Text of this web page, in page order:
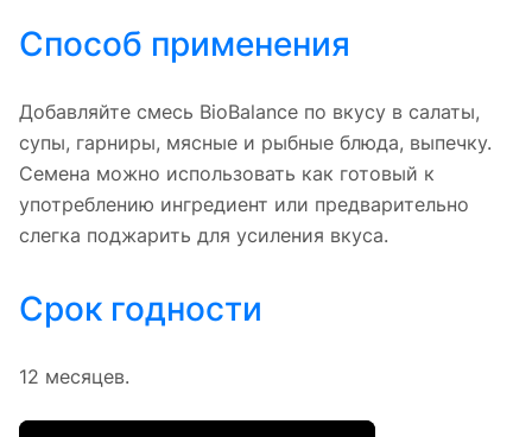
Способ применения
Добавляйте смесь BioBalance по вкусу в салаты,
супы, гарниры, мясные и рыбные блюда, выпечку.
Семена можно использовать как готовый к
употреблению ингредиент или предварительно
слегка поджарить для усиления вкуса.
Срок годности
12 месяцев.